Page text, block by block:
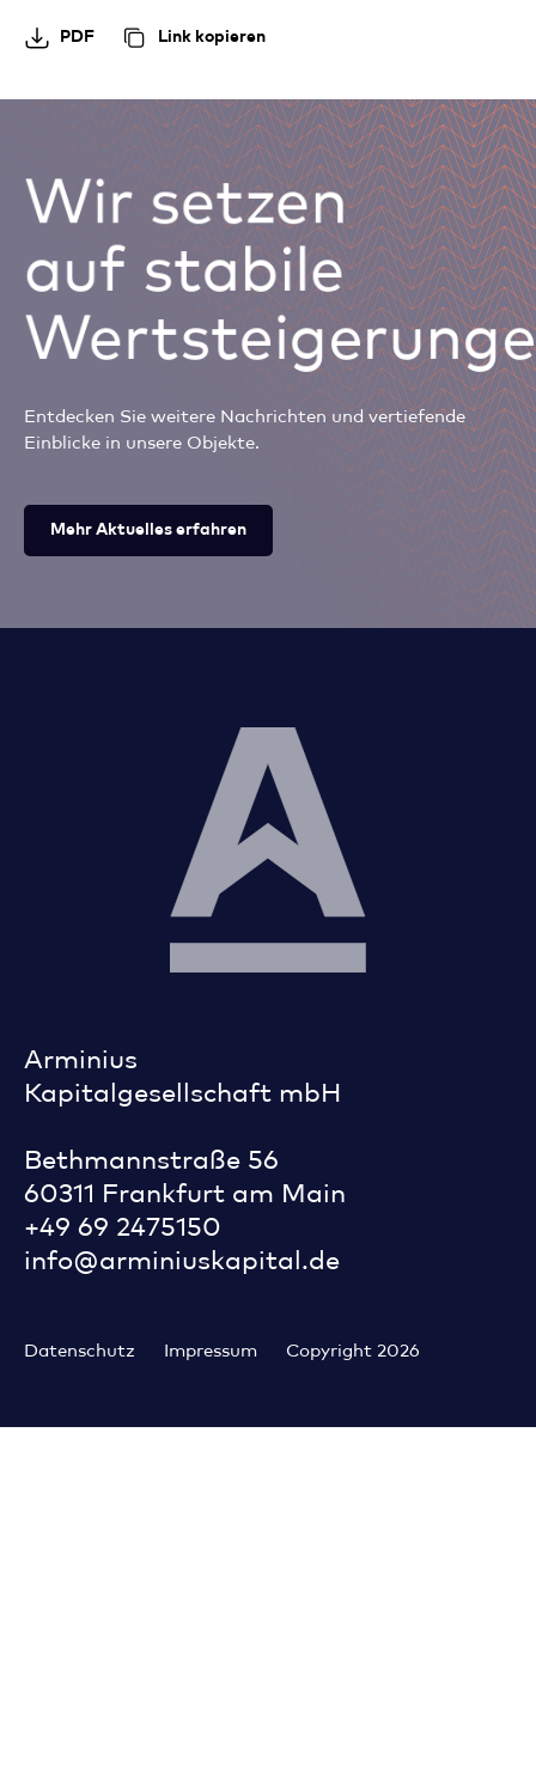
PDF Link kopieren
Wir setzen
auf stabile
Entdecken Sie weitere Nachrichten und vertiefende
Einblicke in unsere Objekte.
Mehr Aktuelles erfahren
Arminius
Kapitalgesellschaft mbH
Bethmannstraße 56
60311 Frankfurt am Main
+49 69 2475150
info@arminiuskapital.de
Datenschutz Impressum Copyright 2026